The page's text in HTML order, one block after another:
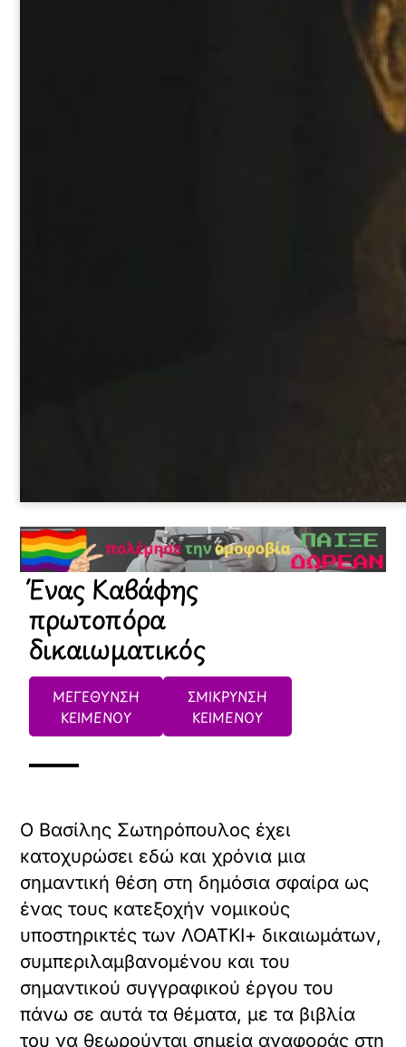
Ένας Καβάφης
πρωτοπόρα
δικαιωματικός
ΜΕΓΕΘΥΝΣΗ
ΚΕΙΜΕΝΟΥ
ΣΜΙΚΡΥΝΣΗ
ΚΕΙΜΕΝΟΥ
Ο Βασίλης Σωτηρόπουλος έχει
κατοχυρώσει εδώ και χρόνια μια
σημαντική θέση στη δημόσια σφαίρα ως
ένας τους κατεξοχήν νομικούς
υποστηρικτές των ΛΟΑΤΚΙ+ δικαιωμάτων,
συμπεριλαμβανομένου και του
σημαντικού συγγραφικού έργου του
πάνω σε αυτά τα θέματα, με τα βιβλία
του να θεωρούνται σημεία αναφοράς στη